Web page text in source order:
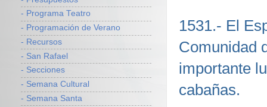
1531.- El
Comunidad
importante
cabañas.
- Programa Teatro
- Programación de Verano
- Recursos
- San Rafael
- Secciones
- Semana Cultural
- Semana Santa